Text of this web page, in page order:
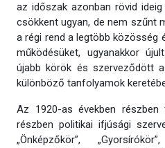
az időszak azonban rövid
csökkent ugyan, de nem szűnt
a régi rend a legtöbb közösség
működésüket, ugyanakkor
újabb körök és szerveződött
különböző tanfolyamok
Az 1920-as években részben
részben politikai ifjúsági
„Önképzőkör”,